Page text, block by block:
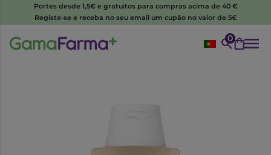
Portes desde 1,5€ e gratuitos para compras acima de 40 €
Registe-se e receba no seu email um cupão no valor de 5€
0